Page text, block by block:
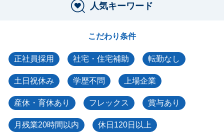
人気キーワード
こだわり条件
正社員採用 社宅・住宅補助 転勤なし
土日祝休み 学歴不問 上場企業
産休・育休あり フレックス 賞与あり
月残業20時間以内 休日120日以上